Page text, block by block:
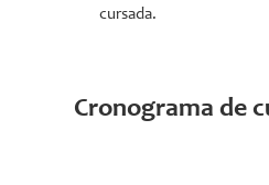
cursada.
Cronograma de